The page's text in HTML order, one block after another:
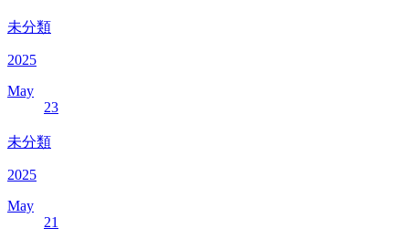
未分類
2025
May
23
未分類
2025
May
21